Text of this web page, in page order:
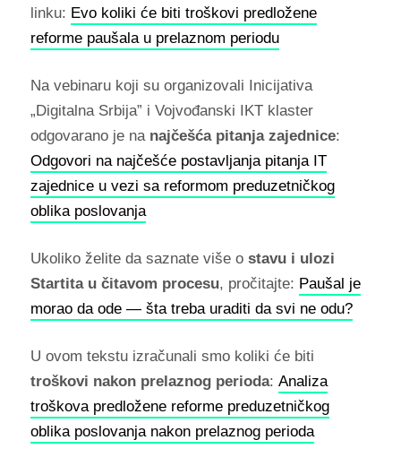
linku: Evo koliki će biti troškovi predložene
reforme paušala u prelaznom periodu
Na vebinaru koji su organizovali Inicijativa
„Digitalna Srbija” i Vojvođanski IKT klaster
odgovarano je na najčešća pitanja zajednice:
Odgovori na najčešće postavljanja pitanja IT
zajednice u vezi sa reformom preduzetničkog
oblika poslovanja
Ukoliko želite da saznate više o stavu i ulozi
Startita u čitavom procesu, pročitajte: Paušal je
morao da ode — šta treba uraditi da svi ne odu?
U ovom tekstu izračunali smo koliki će biti
troškovi nakon prelaznog perioda: Analiza
troškova predložene reforme preduzetničkog
oblika poslovanja nakon prelaznog perioda